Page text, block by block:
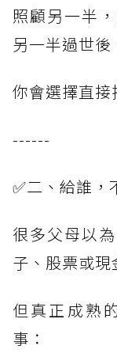
照顧另一半
另一半過世
你會選擇直接
------
✅二、給誰，
很多父母以
子、股票或現
但真正成熟
事：